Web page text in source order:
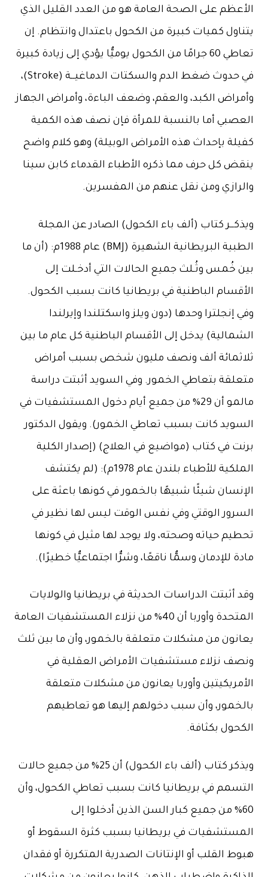
الأعظم على الصحة العامة هو من العدد القليل الذي
يتناول كميات كبيرة من الكحول باعتدال وانتظام. إن
تعاطي 60 جرامًا من الكحول يوميٌّا يؤدي إلى زيادة كبيرة
في حدوث ضغط الدم والسكتات الدماغيــة (Stroke)،
وأمراض الكبد، والعقم، وضعف الباءة، وأمراض الجهاز
العصبي أما بالنسبة للمرأة فإن نصف هذه الكمية
كفيلة بإحداث هذه الأمراض الوبيلة) وهو كلام واضح
ينقض كل حرف مما ذكره الأطباء القدماء كابن سينا
والرازي ومن نقل عنهم من المفسرين.
ويذكــر كتاب (ألف باء الكحول) الصادر عن المجلة
الطبية البريطانية الشهيرة (BMJ) عام 1988م: (أن ما
بين خُمس وثُـلث جميع الحالات التي أدخـلت إلى
الأقسام الباطنية في بريطانيا كانت بسبب الكحول.
وفي إنجلترا وحدها (دون ويلز واسكتلندا وإيرلندا
الشمالية) يدخل إلى الأقسام الباطنية كل عام ما بين
ثلاثمائة ألف ونصف مليون شخص بسبب أمراض
متعلقة بتعاطي الخمور. وفي السويد أثبتت دراسة
مالمو أن 29% من جميع أيام دخول المستشفيات في
السويد كانت بسبب تعاطي الخمور). ويقول الدكتور
برنت في كتاب (مواضيع في العلاج) (إصدار الكلية
الملكية للأطباء بلندن عام 1978م): (لم يكتشف
الإنسان شيئًا شبيهًا بالخمور في كونها باعثة على
السرور الوقتي وفي نفس الوقت ليس لها نظير في
تحطيم حياته وصحته، ولا يوجد لها مثيل في كونها
مادة للإدمان وسمٌّا ناقعًا، وشرٌّا اجتماعيٌّا خطيرًا).
وقد أثبتت الدراسات الحديثة في بريطانيا والولايات
المتحدة وأوربا أن 40% من نزلاء المستشفيات العامة
يعانون من مشكلات متعلقة بالخمور، وأن ما بين ثلث
ونصف نزلاء مستشفيات الأمراض العقلية في
الأمريكيتين وأوربا يعانون من مشكلات متعلقة
بالخمور، وأن سبب دخولهم إليها هو تعاطيهم
الكحول بكثافة.
ويذكر كتاب (ألف باء الكحول) أن 25% من جميع حالات
التسمم في بريطانيا كانت بسبب تعاطي الكحول، وأن
60% من جميع كبار السن الذين أدخلوا إلى
المستشفيات في بريطانيا بسبب كثرة السقوط أو
هبوط القلب أو الإنتانات الصدرية المتكررة أو فقدان